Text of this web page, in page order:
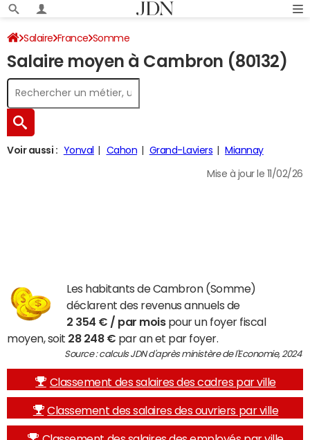
Salaire France Somme
Salaire moyen à Cambron (80132)
Voir aussi : Yonval Cahon Grand-Laviers Miannay
Mise à jour le 11/02/26
Les habitants de Cambron (Somme)
déclarent des revenus annuels de
2 354 € / par moispour un foyer fiscal
moyen, soit 28 248 € par an et par foyer.
Source : calculs JDN d'après ministère de l'Economie, 2024
Classement des salaires des cadres par ville
Classement des salaires des ouvriers par ville